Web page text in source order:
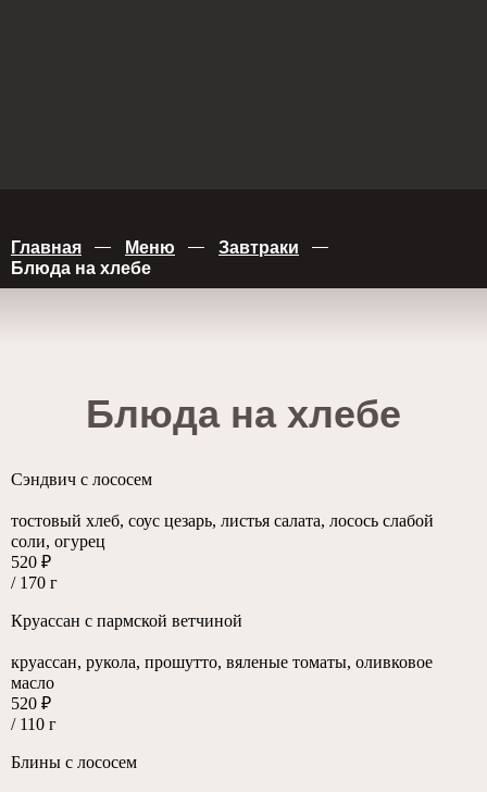
+7 (342) 227 67 90
Главная Меню
Завтраки
Блюда на хлебе
Блюда на хлебе
Сэндвич с лососем
тостовый хлеб, соус цезарь, листья салата, лосось слабой
соли, огурец
520 ₽
/ 170 г
Круассан с пармской ветчиной
круассан, рукола, прошутто, вяленые томаты, оливковое
масло
520 ₽
/ 110 г
Блины с лососем